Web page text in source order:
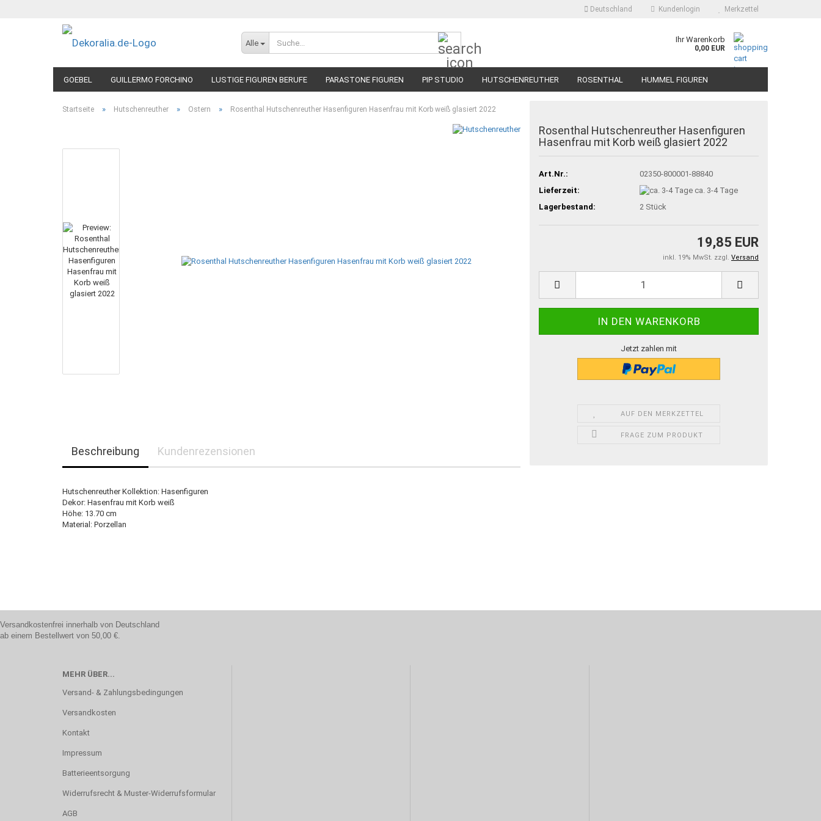
Deutschland Kundenlogin Merkzettel
Alle Ihr Warenkorb
0,00 EUR
GOEBEL GUILLERMO FORCHINO LUSTIGE FIGUREN BERUFE PARASTONE FIGUREN PIP STUDIO HUTSCHENREUTHER ROSENTHAL HUMMEL FIGUREN
Startseite » Hutschenreuther » Ostern » Rosenthal Hutschenreuther Hasenfiguren Hasenfrau mit Korb weiß glasiert 2022
Rosenthal Hutschenreuther Hasenfiguren
Hasenfrau mit Korb weiß glasiert 2022
Art.Nr.:
02350-800001-88840
Lieferzeit:
ca. 3-4 Tage
Lagerbestand:
2 Stück
19,85 EUR
inkl. 19% MwSt. zzgl. Versand
Jetzt zahlen mit
AUF DEN MERKZETTEL
FRAGE ZUM PRODUKT
Beschreibung Kundenrezensionen
Hutschenreuther Kollektion: Hasenfiguren
Dekor: Hasenfrau mit Korb weiß
Höhe: 13.70 cm
Material: Porzellan
Versandkostenfrei innerhalb von Deutschland
ab einem Bestellwert von 50,00 €.
MEHR ÜBER...
Versand- & Zahlungsbedingungen
Versandkosten
Kontakt
Impressum
Batterieentsorgung
Widerrufsrecht & Muster-Widerrufsformular
AGB